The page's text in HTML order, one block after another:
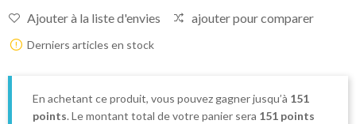
Ajouter à la liste d'envies ajouter pour comparer
Derniers articles en stock
En achetant ce produit, vous pouvez gagner jusqu’à 151
points. Le montant total de votre panier sera 151 points